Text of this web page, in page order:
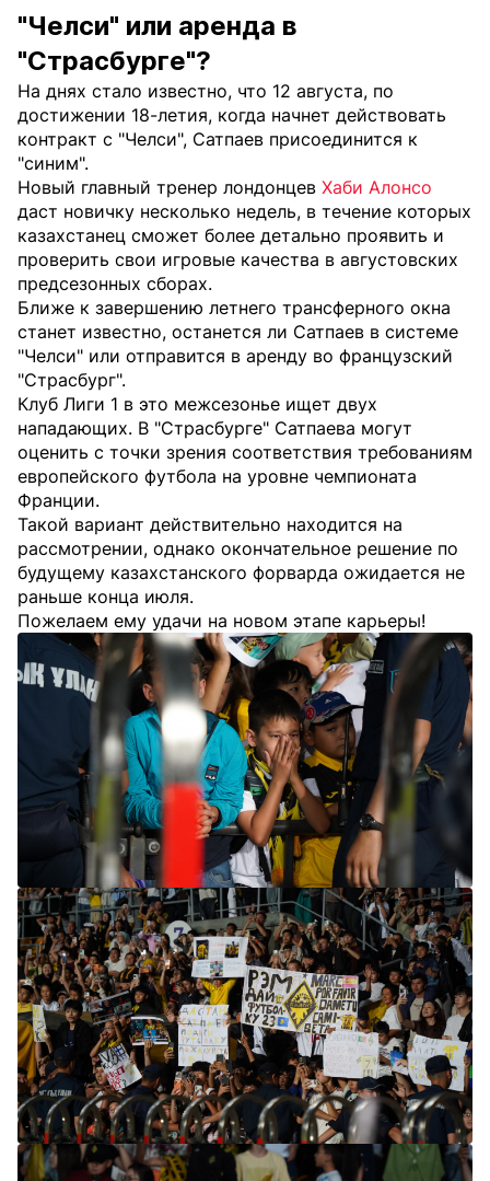
"Челси" или аренда в
"Страсбурге"?
На днях стало известно, что 12 августа, по
достижении 18-летия, когда начнет действовать
контракт с "Челси", Сатпаев присоединится к
"синим".
Новый главный тренер лондонцев Хаби Алонсо
даст новичку несколько недель, в течение которых
казахстанец сможет более детально проявить и
проверить свои игровые качества в августовских
предсезонных сборах.
Ближе к завершению летнего трансферного окна
станет известно, останется ли Сатпаев в системе
"Челси" или отправится в аренду во французский
"Страсбург".
Клуб Лиги 1 в это межсезонье ищет двух
нападающих. В "Страсбурге" Сатпаева могут
оценить с точки зрения соответствия требованиям
европейского футбола на уровне чемпионата
Франции.
Такой вариант действительно находится на
рассмотрении, однако окончательное решение по
будущему казахстанского форварда ожидается не
раньше конца июля.
Пожелаем ему удачи на новом этапе карьеры!